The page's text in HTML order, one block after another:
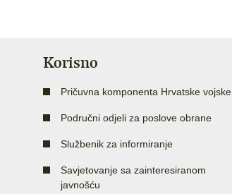
Korisno
Pričuvna komponenta Hrvatske vojske
Područni odjeli za poslove obrane
Službenik za informiranje
Savjetovanje sa zainteresiranom
javnošću